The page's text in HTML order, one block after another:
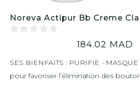
Noreva Actipur Bb Creme
184.02 MAD
SES BIENFAITS : PURIFIE -
pour favoriser l’élimination des